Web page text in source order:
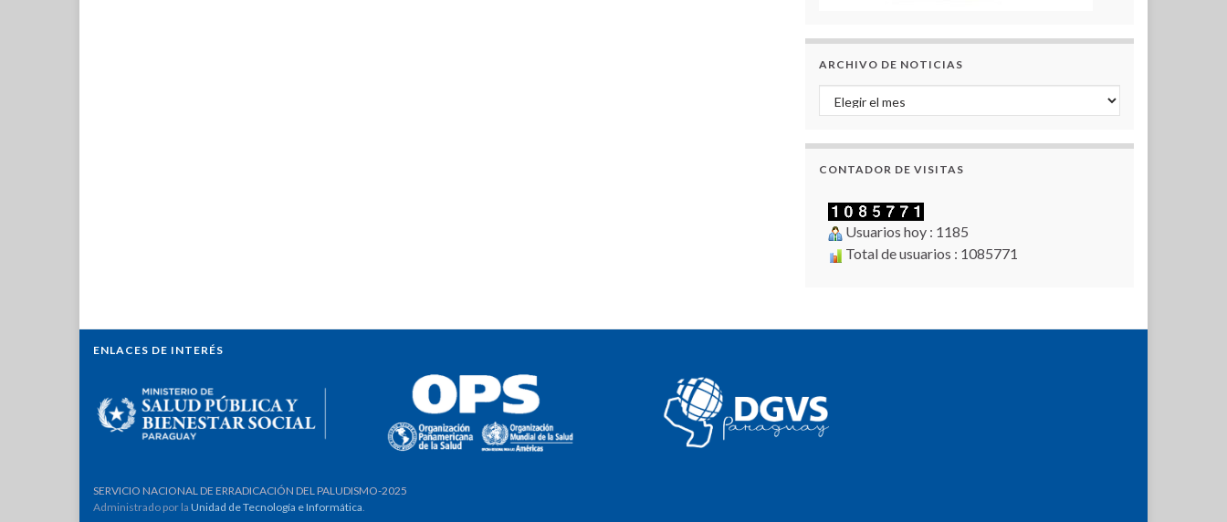
ARCHIVO DE NOTICIAS
Archivo de Noticias
CONTADOR DE VISITAS
Usuarios hoy : 1185
Total de usuarios : 1085771
ENLACES DE INTERÉS
SERVICIO NACIONAL DE ERRADICACIÓN DEL PALUDISMO-2025
Administrado por la Unidad de Tecnología e Informática